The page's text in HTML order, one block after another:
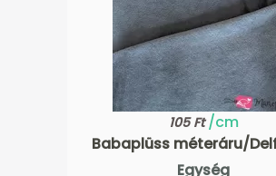
105 Ft/cm
Babaplüss méteráru/
Egység